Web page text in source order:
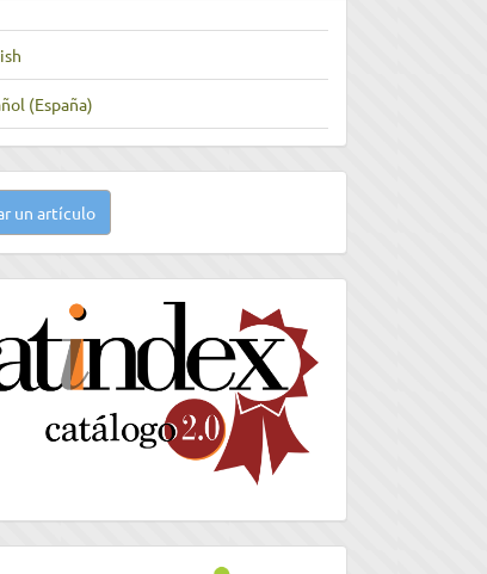
(España)
un artículo